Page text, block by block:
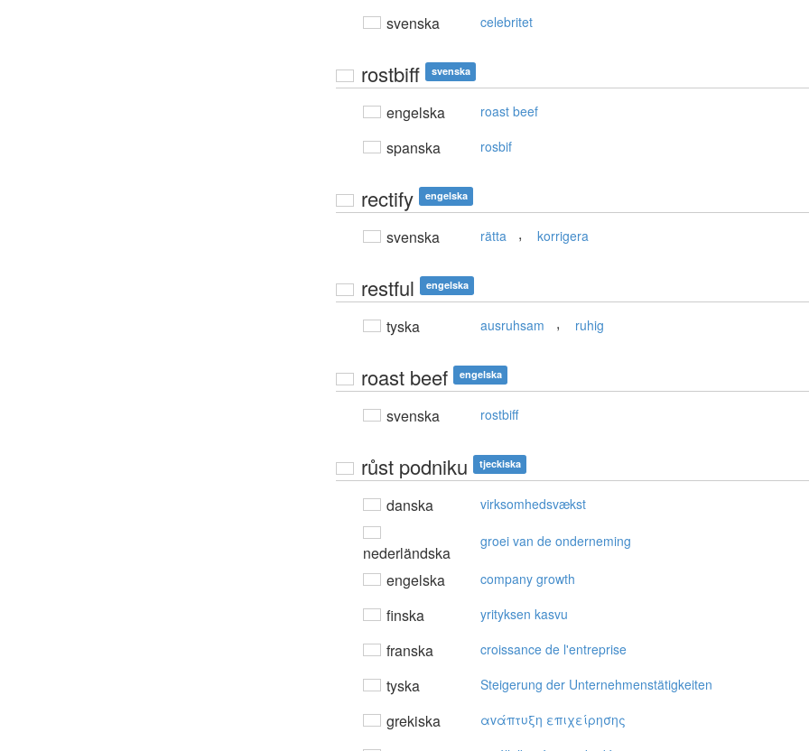
svenska celebritet
rostbiff svenska
engelska roast beef
spanska rosbif
rectify engelska
svenska rätta , korrigera
restful engelska
tyska ausruhsam , ruhig
roast beef engelska
svenska rostbiff
růst podniku tjeckiska
danska virksomhedsvækst
nederländska
groei van de onderneming
engelska company growth
finska yrityksen kasvu
franska croissance de l'entreprise
tyska Steigerung der Unternehmenstätigkeiten
grekiska αvάπτυξη επιχείρησης